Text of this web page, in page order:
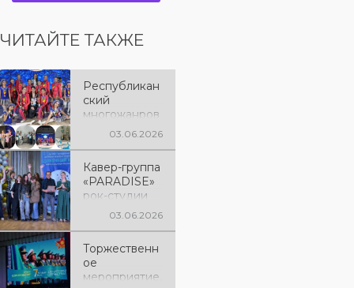
ЧИТАЙТЕ ТАКЖЕ
Республикан
ский
многожанров
ый конкурс
03.06.2026
Кавер-группа
«PARADISE»
рок-студии
«Замкнутый
м Сергея
Разумова
достойно
03.06.2026
Торжественн
ое
мероприятие,